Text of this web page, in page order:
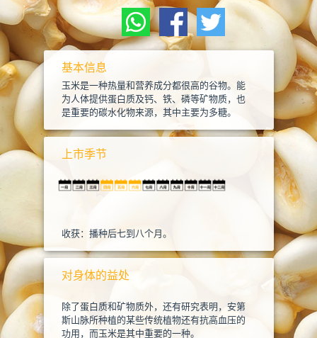
基本信息
玉米是一种热量和营养成分都很高的谷物。能
为人体提供蛋白质及钙、铁、磷等矿物质，也
是重要的碳水化物来源，其中主要为多糖。
上市季节
收获：播种后七到八个月。
对身体的益处
除了蛋白质和矿物质外，还有研究表明，安第
斯山脉所种植的某些传统植物还有抗高血压的
功用，而玉米是其中重要的一种。